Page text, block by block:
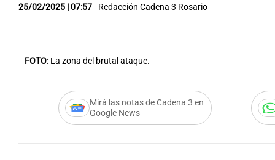
25/02/2025 | 07:57 Redacción Cadena 3 Rosario
FOTO: La zona del brutal ataque.
Mirá las notas de Cadena 3 en
Google News